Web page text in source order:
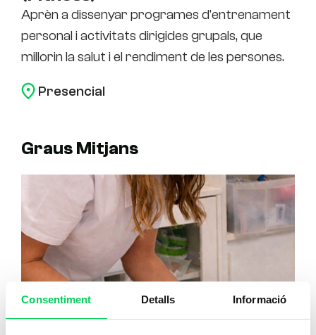
Consentiment Detalls Informació
Aprèn a dissenyar programes d'entrenament
personal i activitats dirigides grupals, que
millorin la salut i el rendiment de les persones.
Presencial
Graus Mitjans